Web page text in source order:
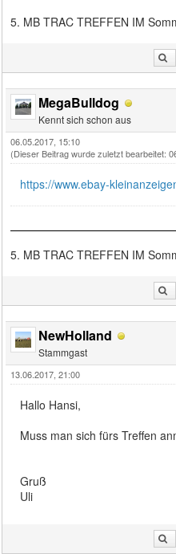
5. MB TRAC TREFFEN IM
MegaBulldog
Kennt sich schon aus
06.05.2017, 15:10
(Dieser Beitrag wurde zuletzt bearbeitet:
https://www.ebay-
5. MB TRAC TREFFEN IM
NewHolland
Stammgast
13.06.2017, 21:00
Hallo Hansi,
Muss man sich fürs Treffen
Gruß
Uli